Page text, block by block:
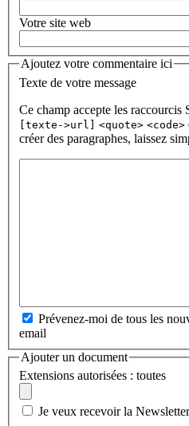
Votre site web
Ajoutez votre commentaire ici
Texte de votre message
Ce champ accepte les raccourcis
[texte->url] <quote> <code>
créer des paragraphes, laissez
Prévenez-moi de tous les
email
Ajouter un document
Extensions autorisées : toutes
Je veux recevoir la Newsletter